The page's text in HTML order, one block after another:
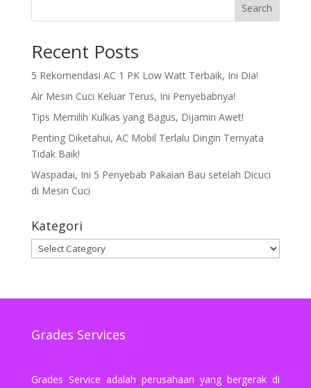
Search
Recent Posts
5 Rekomendasi AC 1 PK Low Watt Terbaik, Ini Dia!
Air Mesin Cuci Keluar Terus, Ini Penyebabnya!
Tips Memilih Kulkas yang Bagus, Dijamin Awet!
Penting Diketahui, AC Mobil Terlalu Dingin Ternyata
Tidak Baik!
Waspadai, Ini 5 Penyebab Pakaian Bau setelah Dicuci
di Mesin Cuci
Kategori
Kategori
Grades Services
Grades Service adalah perusahaan yang bergerak di